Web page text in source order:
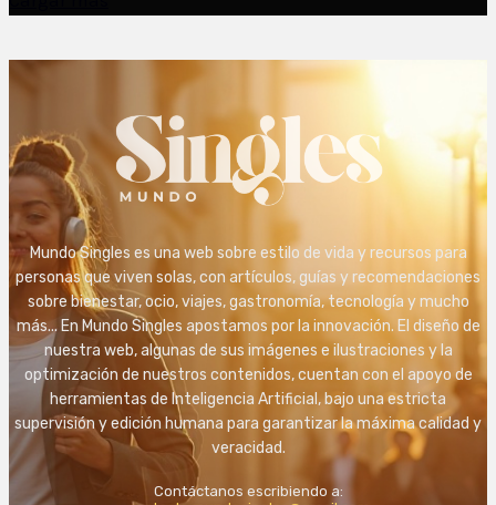
Mundo Singles es una web sobre estilo de vida y recursos para
personas que viven solas, con artículos, guías y recomendaciones
sobre bienestar, ocio, viajes, gastronomía, tecnología y mucho
más... En Mundo Singles apostamos por la innovación. El diseño de
nuestra web, algunas de sus imágenes e ilustraciones y la
optimización de nuestros contenidos, cuentan con el apoyo de
herramientas de Inteligencia Artificial, bajo una estricta
supervisión y edición humana para garantizar la máxima calidad y
veracidad.
Contáctanos escribiendo a: